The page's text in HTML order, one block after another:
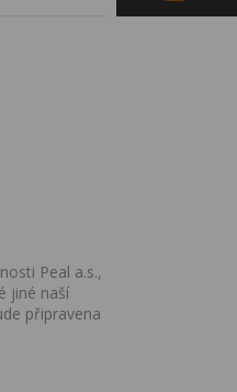
Peal a.s.,
jiné naší
připravena